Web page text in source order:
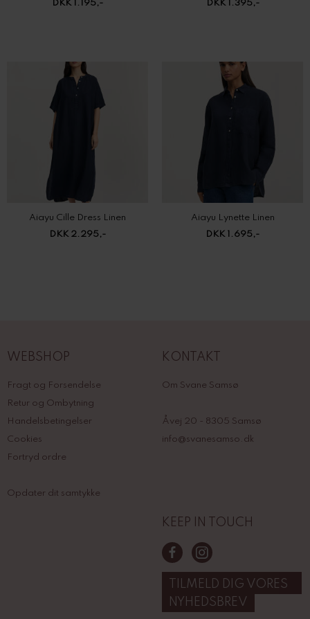
DKK 1.195,-
DKK 1.395,-
Aiayu Cille Dress Linen
DKK 2.295,-
Aiayu Lynette Linen
DKK 1.695,-
WEBSHOP
Fragt og Forsendelse
Retur og Ombytning
Handelsbetingelser
Cookies
Fortryd ordre
Opdater dit samtykke
KONTAKT
Om Svane Samsø
Åvej 20 - 8305 Samsø
info@svanesamso.dk
KEEP IN TOUCH
TILMELD DIG VORES
NYHEDSBREV